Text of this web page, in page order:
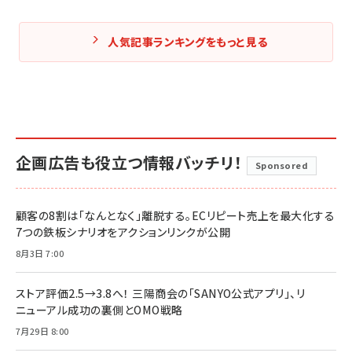
人気記事ランキングをもっと見る
企画広告も役立つ情報バッチリ！ Sponsored
顧客の8割は「なんとなく」離脱する。ECリピート売上を最大化する
7つの鉄板シナリオをアクションリンクが公開
8月3日 7:00
ストア評価2.5→3.8へ！ 三陽商会の「SANYO公式アプリ」、リ
ニューアル成功の裏側とOMO戦略
7月29日 8:00